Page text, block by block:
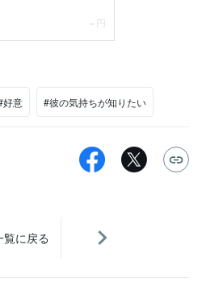
好意 #彼の気持ちが知りたい
覧に戻る